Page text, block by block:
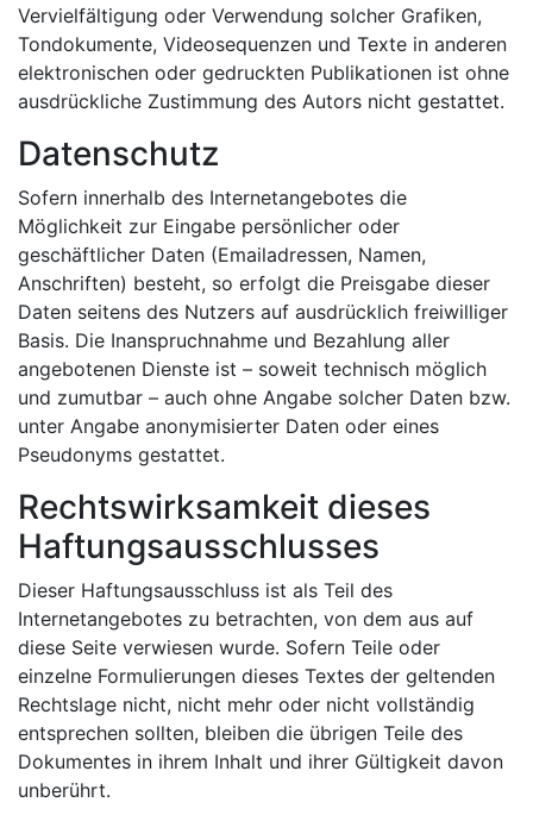
Vervielfältigung oder Verwendung solcher Grafiken,
Tondokumente, Videosequenzen und Texte in anderen
elektronischen oder gedruckten Publikationen ist ohne
ausdrückliche Zustimmung des Autors nicht gestattet.
Datenschutz
Sofern innerhalb des Internetangebotes die
Möglichkeit zur Eingabe persönlicher oder
geschäftlicher Daten (Emailadressen, Namen,
Anschriften) besteht, so erfolgt die Preisgabe dieser
Daten seitens des Nutzers auf ausdrücklich freiwilliger
Basis. Die Inanspruchnahme und Bezahlung aller
angebotenen Dienste ist – soweit technisch möglich
und zumutbar – auch ohne Angabe solcher Daten bzw.
unter Angabe anonymisierter Daten oder eines
Pseudonyms gestattet.
Rechtswirksamkeit dieses
Haftungsausschlusses
Dieser Haftungsausschluss ist als Teil des
Internetangebotes zu betrachten, von dem aus auf
diese Seite verwiesen wurde. Sofern Teile oder
einzelne Formulierungen dieses Textes der geltenden
Rechtslage nicht, nicht mehr oder nicht vollständig
entsprechen sollten, bleiben die übrigen Teile des
Dokumentes in ihrem Inhalt und ihrer Gültigkeit davon
unberührt.